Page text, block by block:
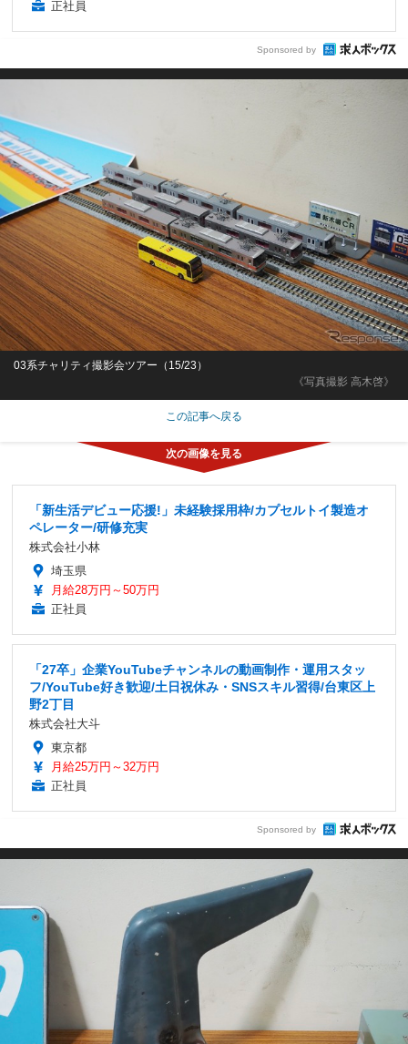
正社員
Sponsored by
《写真撮影 高木啓》
03系チャリティ撮影会ツアー（15/23）
この記事へ戻る
「新生活デビュー応援!」未経験採用枠/カプセルトイ製造オ
ペレーター/研修充実
株式会社小林
埼玉県
月給28万円～50万円
正社員
「27卒」企業YouTubeチャンネルの動画制作・運用スタッ
フ/YouTube好き歓迎/土日祝休み・SNSスキル習得/台東区上
野2丁目
株式会社大斗
東京都
月給25万円～32万円
正社員
Sponsored by